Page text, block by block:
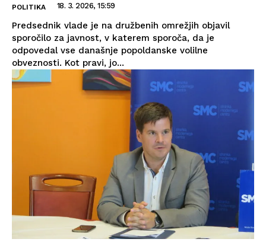
POLITIKA 18. 3. 2026, 15:59
Predsednik vlade je na družbenih omrežjih objavil
sporočilo za javnost, v katerem sporoča, da je
odpovedal vse današnje popoldanske volilne
obveznosti. Kot pravi, jo...